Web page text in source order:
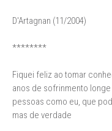
D'Artagnan (11/2004)
********
Fiquei feliz ao tomar
anos de sofrinmento
pessoas como eu, que
mas de verdade